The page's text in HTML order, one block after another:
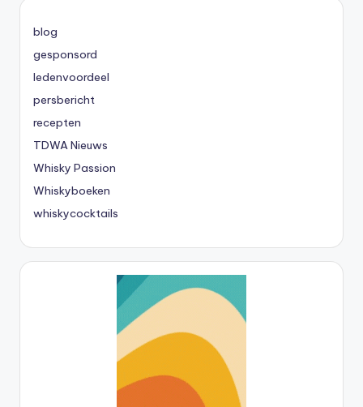
blog
gesponsord
ledenvoordeel
persbericht
recepten
TDWA Nieuws
Whisky Passion
Whiskyboeken
whiskycocktails